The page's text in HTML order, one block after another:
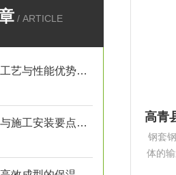
/ ARTICLE
聚氨酯保温钢管生产工艺与性能优势解析
热力管道的铺设工艺与施工安装要点解析
钢套
体的